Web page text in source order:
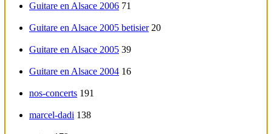
Guitare en Alsace 2006 71
Guitare en Alsace 2005 betisier 20
Guitare en Alsace 2005 39
Guitare en Alsace 2004 16
nos-concerts 191
marcel-dadi 138